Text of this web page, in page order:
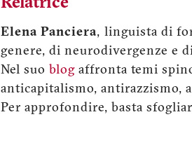
Relatrice
Elena Panciera, linguista di
genere, di neurodivergenze e
Nel suo blog affronta temi
anticapitalismo, antirazzismo,
Per approfondire, basta